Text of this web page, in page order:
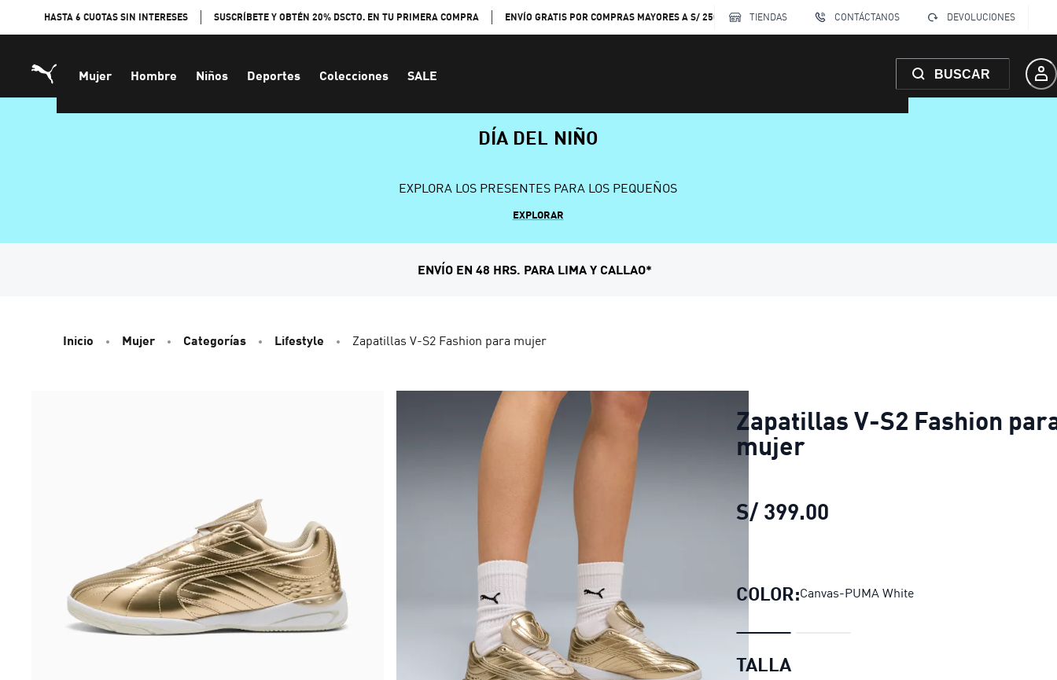
HASTA 6 CUOTAS SIN INTERESES SUSCRÍBETE Y OBTÉN 20% DSCTO. EN TU PRIMERA COMPRA ENVÍO GRATIS POR COMPRAS MAYORES A S/ 250 TIENDAS CONTÁCTANOS DEVOLUCIONES
Mujer Hombre Niños Deportes Colecciones SALE BUSCAR
DÍA DEL NIÑO
EXPLORA LOS PRESENTES PARA LOS PEQUEÑOS
EXPLORAR
ENVÍO EN 48 HRS. PARA LIMA Y CALLAO*
Inicio Mujer Categorías Lifestyle Zapatillas V-S2 Fashion para mujer
Zapatillas V-S2 Fashion
mujer
S/ 399.00
COLOR:Canvas-PUMA White
TALLA